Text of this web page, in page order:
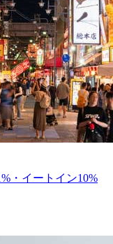
・イートイン10%